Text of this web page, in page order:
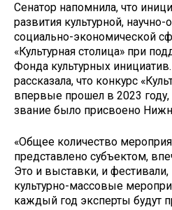
Сенатор напомнила, что
развития культурной,
социально-экономической
«Культурная столица» при
Фонда культурных
рассказала, что конкурс
впервые прошел в 2023 году,
звание было присвоено
«Общее количество
представлено субъектом,
Это и выставки, и
культурно-массовые
каждый год эксперты будут